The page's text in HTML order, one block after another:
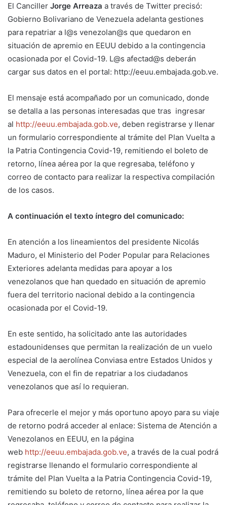
El Canciller Jorge Arreaza a través de Twitter precisó:
Gobierno Bolivariano de Venezuela adelanta gestiones
para repatriar a l@s venezolan@s que quedaron en
situación de apremio en EEUU debido a la contingencia
ocasionada por el Covid-19. L@s afectad@s deberán
cargar sus datos en el portal: http://eeuu.embajada.gob.ve.
El mensaje está acompañado por un comunicado, donde
se detalla a las personas interesadas que tras ingresar
al http://eeuu.embajada.gob.ve, deben registrarse y llenar
un formulario correspondiente al trámite del Plan Vuelta a
la Patria Contingencia Covid-19, remitiendo el boleto de
retorno, línea aérea por la que regresaba, teléfono y
correo de contacto para realizar la respectiva compilación
de los casos.
A continuación el texto íntegro del comunicado:
En atención a los lineamientos del presidente Nicolás
Maduro, el Ministerio del Poder Popular para Relaciones
Exteriores adelanta medidas para apoyar a los
venezolanos que han quedado en situación de apremio
fuera del territorio nacional debido a la contingencia
ocasionada por el Covid-19.
En este sentido, ha solicitado ante las autoridades
estadounidenses que permitan la realización de un vuelo
especial de la aerolínea Conviasa entre Estados Unidos y
Venezuela, con el fin de repatriar a los ciudadanos
venezolanos que así lo requieran.
Para ofrecerle el mejor y más oportuno apoyo para su viaje
de retorno podrá acceder al enlace: Sistema de Atención a
Venezolanos en EEUU, en la página
web http://eeuu.embajada.gob.ve, a través de la cual podrá
registrarse llenando el formulario correspondiente al
trámite del Plan Vuelta a la Patria Contingencia Covid-19,
remitiendo su boleto de retorno, línea aérea por la que